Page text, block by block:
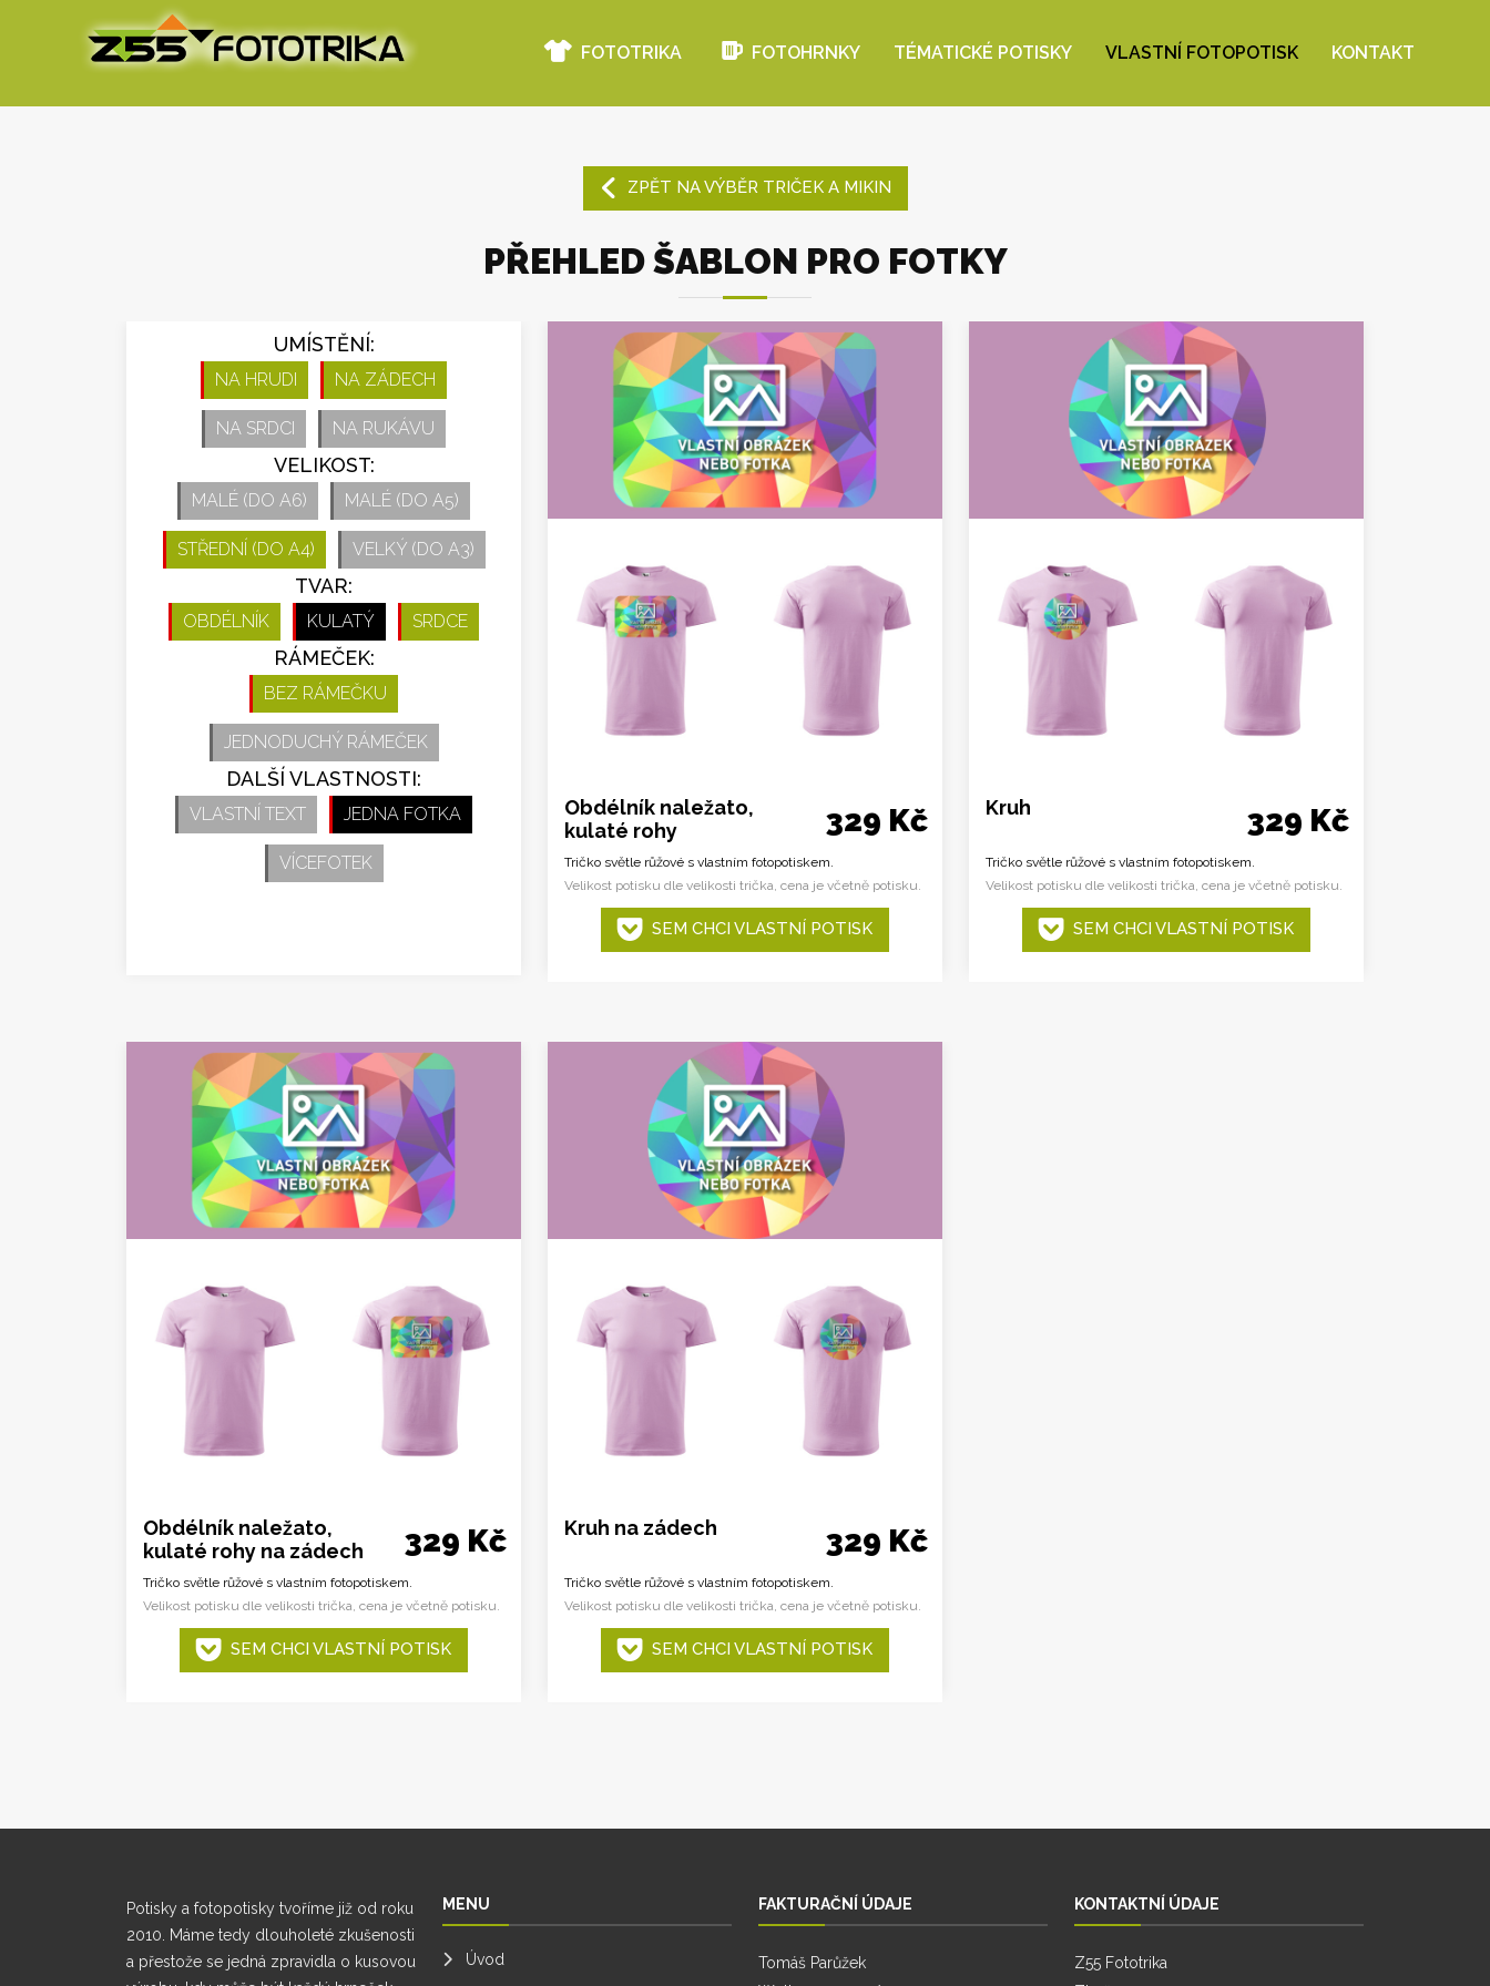
FOTOTRIKA FOTOHRNKY TÉMATICKÉ POTISKY VLASTNÍ FOTOPOTISK KONTAKT
ZPĚT NA VÝBĚR TRIČEK A MIKIN
PŘEHLED ŠABLON PRO FOTKY
UMÍSTĚNÍ:
NA HRUDI NA ZÁDECH
NA SRDCI NA RUKÁVU
VELIKOST:
MALÉ (DO A6) MALÉ (DO A5)
STŘEDNÍ (DO A4) VELKÝ (DO A3)
TVAR:
OBDÉLNÍK KULATÝ SRDCE
RÁMEČEK:
BEZ RÁMEČKU
JEDNODUCHÝ RÁMEČEK
DALŠÍ VLASTNOSTI:
VLASTNÍ TEXT JEDNA FOTKA
VÍCEFOTEK
Obdélník naležato,
kulaté rohy
329 Kč
Tričko světle růžové s vlastním fotopotiskem.
Velikost potisku dle velikosti trička, cena je včetně potisku.
SEM CHCI VLASTNÍ POTISK
Kruh 329 Kč
Tričko světle růžové s vlastním fotopotiskem.
Velikost potisku dle velikosti trička, cena je včetně potisku.
SEM CHCI VLASTNÍ POTISK
Obdélník naležato,
kulaté rohy na zádech
329 Kč
Tričko světle růžové s vlastním fotopotiskem.
Velikost potisku dle velikosti trička, cena je včetně potisku.
SEM CHCI VLASTNÍ POTISK
Kruh na zádech 329 Kč
Tričko světle růžové s vlastním fotopotiskem.
Velikost potisku dle velikosti trička, cena je včetně potisku.
SEM CHCI VLASTNÍ POTISK
Potisky a fotopotisky tvoříme již od roku
2010. Máme tedy dlouholeté zkušenosti
a přestože se jedná zpravidla o kusovou
MENU
Úvod
FAKTURAČNÍ ÚDAJE
Tomáš Parůžek
KONTAKTNÍ ÚDAJE
Z55 Fototrika